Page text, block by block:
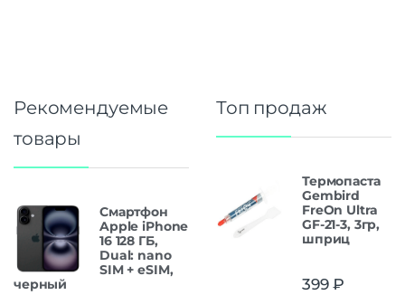
Рекомендуемые
товары
Смартфон
Apple iPhone
16 128 ГБ,
Dual: nano
SIM + eSIM,
черный
Топ продаж
Термопаста
Gembird
FreOn Ultra
GF-21-3, 3гр,
шприц
399₽